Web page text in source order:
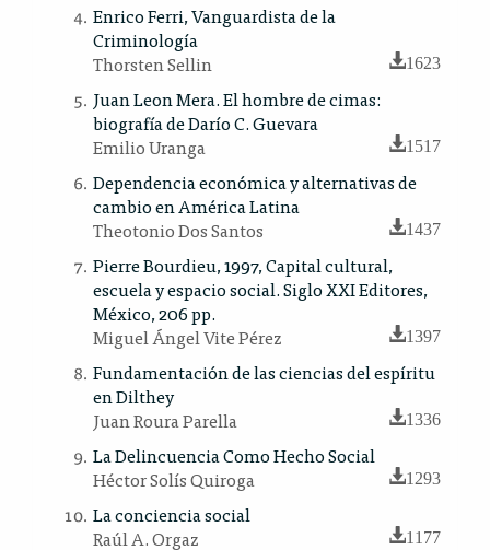
Enrico Ferri, Vanguardista de la
Criminología
Thorsten Sellin
1623
Juan Leon Mera. El hombre de cimas:
biografía de Darío C. Guevara
Emilio Uranga
1517
Dependencia económica y alternativas de
cambio en América Latina
Theotonio Dos Santos
1437
Pierre Bourdieu, 1997, Capital cultural,
escuela y espacio social. Siglo XXI Editores,
México, 206 pp.
Miguel Ángel Vite Pérez
1397
Fundamentación de las ciencias del espíritu
en Dilthey
Juan Roura Parella
1336
La Delincuencia Como Hecho Social
Héctor Solís Quiroga
1293
La conciencia social
Raúl A. Orgaz
1177